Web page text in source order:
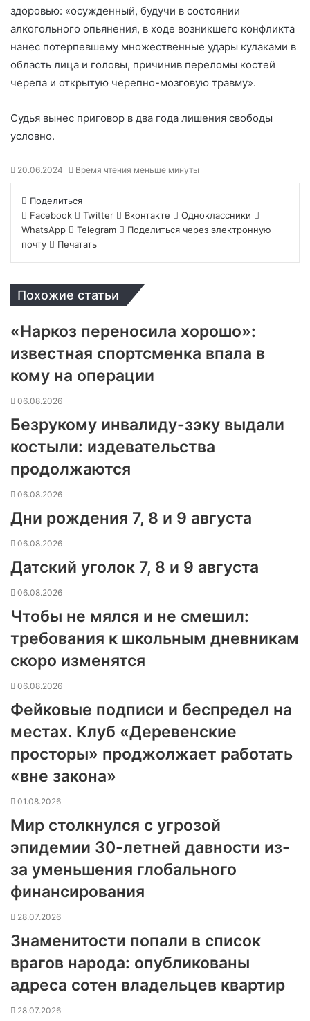
здоровью: «осужденный, будучи в состоянии
алкогольного опьянения, в ходе возникшего конфликта
нанес потерпевшему множественные удары кулаками в
область лица и головы, причинив переломы костей
черепа и открытую черепно-мозговую травму».
Судья вынес приговор в два года лишения свободы
условно.
20.06.2024 Время чтения меньше минуты
Поделиться
Facebook
Twitter Вконтакте
Одноклассники
WhatsApp
Telegram
Поделиться через электронную
почту
Печатать
Похожие статьи
«Наркоз переносила хорошо»:
известная спортсменка впала в
кому на операции
06.08.2026
Безрукому инвалиду-зэку выдали
костыли: издевательства
продолжаются
06.08.2026
Дни рождения 7, 8 и 9 августа
06.08.2026
Датский уголок 7, 8 и 9 августа
06.08.2026
Чтобы не мялся и не смешил:
требования к школьным дневникам
скоро изменятся
06.08.2026
Фейковые подписи и беспредел на
местах. Клуб «Деревенские
просторы» проджолжает работать
«вне закона»
01.08.2026
Мир столкнулся с угрозой
эпидемии 30-летней давности из-
за уменьшения глобального
финансирования
28.07.2026
Знаменитости попали в список
врагов народа: опубликованы
адреса сотен владельцев квартир
28.07.2026